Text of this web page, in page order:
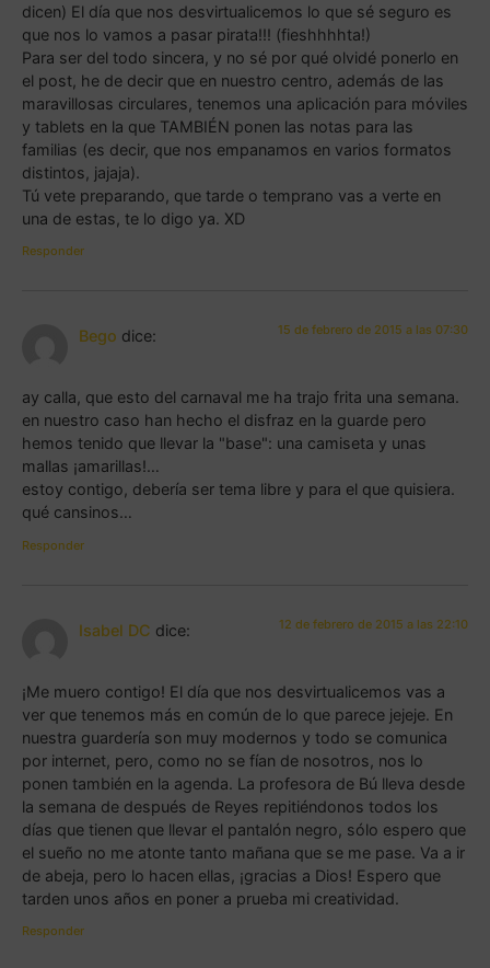
dicen) El día que nos desvirtualicemos lo que sé seguro es
que nos lo vamos a pasar pirata!!! (fieshhhhta!)
Para ser del todo sincera, y no sé por qué olvidé ponerlo en
el post, he de decir que en nuestro centro, además de las
maravillosas circulares, tenemos una aplicación para móviles
y tablets en la que TAMBIÉN ponen las notas para las
familias (es decir, que nos empanamos en varios formatos
distintos, jajaja).
Tú vete preparando, que tarde o temprano vas a verte en
una de estas, te lo digo ya. XD
Responder
Bego dice: 15 de febrero de 2015 a las 07:30
ay calla, que esto del carnaval me ha trajo frita una semana.
en nuestro caso han hecho el disfraz en la guarde pero
hemos tenido que llevar la "base": una camiseta y unas
mallas ¡amarillas!…
estoy contigo, debería ser tema libre y para el que quisiera.
qué cansinos…
Responder
Isabel DC dice: 12 de febrero de 2015 a las 22:10
¡Me muero contigo! El día que nos desvirtualicemos vas a
ver que tenemos más en común de lo que parece jejeje. En
nuestra guardería son muy modernos y todo se comunica
por internet, pero, como no se fían de nosotros, nos lo
ponen también en la agenda. La profesora de Bú lleva desde
la semana de después de Reyes repitiéndonos todos los
días que tienen que llevar el pantalón negro, sólo espero que
el sueño no me atonte tanto mañana que se me pase. Va a ir
de abeja, pero lo hacen ellas, ¡gracias a Dios! Espero que
tarden unos años en poner a prueba mi creatividad.
Responder